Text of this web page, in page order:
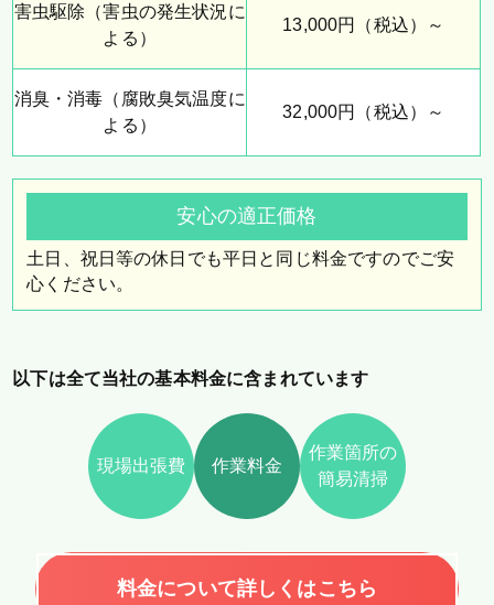
害虫駆除 （害虫の発生状況に
よる）
13,000円（税込）～
消臭・消毒 （腐敗臭気温度に
よる）
32,000円（税込）～
安心の適正価格
土日、祝日等の休日でも平日と同じ料金ですのでご安
心ください。
以下は全て当社の基本料金に含まれています
現場出張費 作業料金
作業箇所の
簡易清掃
料金について詳しくはこちら